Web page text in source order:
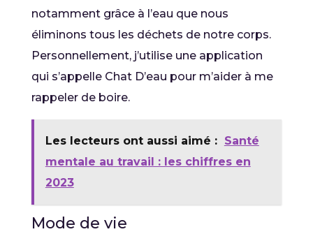
notamment grâce à l’eau que nous
éliminons tous les déchets de notre corps.
Personnellement, j’utilise une application
qui s’appelle Chat D’eau pour m’aider à me
rappeler de boire.
Les lecteurs ont aussi aimé : Santé
mentale au travail : les chiffres en
2023
Mode de vie